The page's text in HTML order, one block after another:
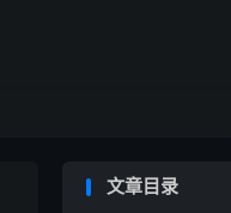
文章目录